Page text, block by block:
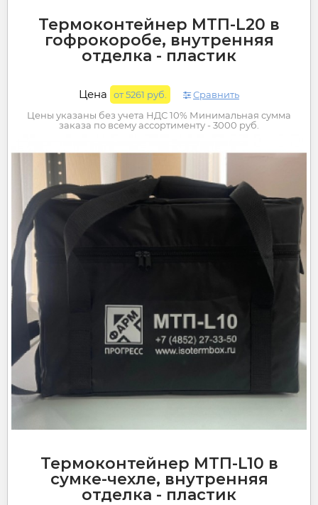
Термоконтейнер МТП-L20 в
гофрокоробе, внутренняя
отделка - пластик
Цена от 5261 руб.
Сравнить
Цены указаны без учета НДС 10% Минимальная сумма
заказа по всему ассортименту - 3000 руб.
Термоконтейнер МТП-L10 в
сумке-чехле, внутренняя
отделка - пластик